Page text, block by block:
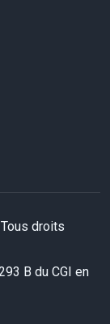
droits
B du CGI en